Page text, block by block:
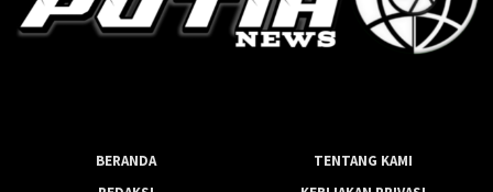
BERANDA
TENTANG KAMI